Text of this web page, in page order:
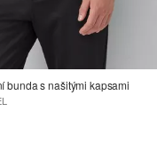
bunda s našitými kapsami